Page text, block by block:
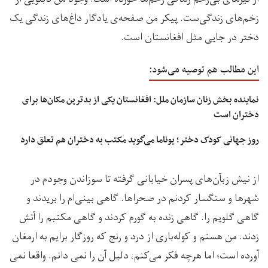
زخم‌های زندگی‌ست. پیکر من صفحه‌ی یادگار داغ‌های زندگی یک
دختر در جایی مثل افغانستان است.
این مطالب هم توصیه می‌شود:
نماینده بخش زنان سازمان ملل: افغانستان یکی از بدترین مکان‌ها برای
دختران است
روز جهانی کودک دختر؛ یوناما می‌گوید مکتب به دختران هم تعلق دارد
از نیش زبآن‌های پسران خیابانی گرفته تا سوزاندن وجودم در
شهرها و سنگسار کردنم در صحراها. گاهی بینی‌ام را بریدند و
گاهی گلویم را. گاهی زنده به گورم کردند و گاهی مکتبم را آتش
زدند. من هستم و کوله‌باری از درد و رنج که روزگار برایم به ارمغان
آورده است؛ اما هرچه فکر می‌کنم، دلیل آن را نمی دانم. واقعا نمی